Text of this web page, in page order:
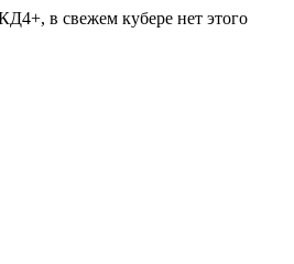
в свежем кубере нет этого